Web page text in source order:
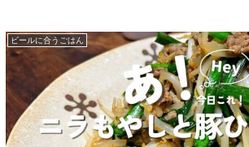
ビールに合うごはん